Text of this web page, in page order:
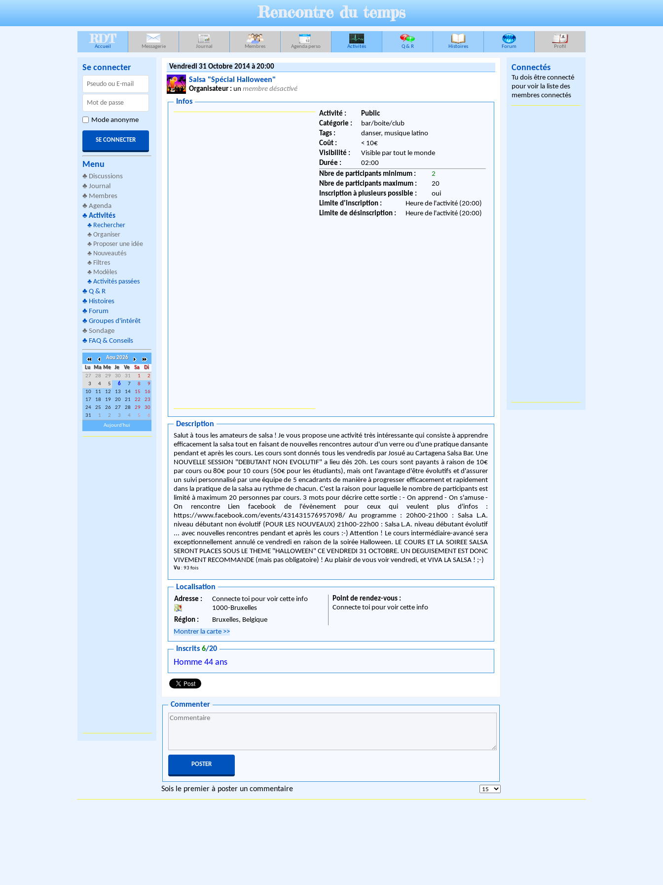
Rencontre du temps
RDT
Accueil Messagerie Journal Membres Agenda perso Activités Q & R Histoires Forum Profil
Se connecter
Mode anonyme
Menu
♣ Discussions
♣ Journal
♣ Membres
♣ Agenda
♣ Activités
♣ Rechercher
♣ Organiser
♣ Proposer une idée
♣ Nouveautés
♣ Filtres
♣ Modèles
♣ Activités passées
♣ Q & R
♣ Histoires
♣ Forum
♣ Groupes d'intérêt
♣ Sondage
♣ FAQ & Conseils
Aou 2026
Lu
Ma Me Je Ve Sa
Di
27
28 29 30 31 1
2
3
4 5 6 7 8
9
10
11 12 13 14 15
16
17
18 19 20 21 22
23
24
25 26 27 28 29
30
31
1 2 3 4 5
6
Aujourd'hui
Vendredi 31 Octobre 2014 à 20:00
Salsa "Spécial Halloween"
Organisateur : un membre désactivé
Infos
Activité :
Public
Catégorie :
bar/boite/club
Tags :
danser, musique latino
Coût :
< 10€
Visibilité :
Visible par tout le monde
Durée :
02:00
Nbre de participants minimum :
2
Nbre de participants maximum :
20
Inscription à plusieurs possible :
oui
Limite d'inscription :
Heure de l'activité (20:00)
Limite de désinscription :
Heure de l'activité (20:00)
Description
Salut à tous les amateurs de salsa ! Je vous propose une activité très intéressante qui consiste à apprendre
efficacement la salsa tout en faisant de nouvelles rencontres autour d'un verre ou d'une pratique dansante
pendant et après les cours. Les cours sont donnés tous les vendredis par Josué au Cartagena Salsa Bar. Une
NOUVELLE SESSION "DEBUTANT NON EVOLUTIF" a lieu dès 20h. Les cours sont payants à raison de 10€
par cours ou 80€ pour 10 cours (50€ pour les étudiants), mais ont l'avantage d'être évolutifs et d'assurer
un suivi personnalisé par une équipe de 5 encadrants de manière à progresser efficacement et rapidement
dans la pratique de la salsa au rythme de chacun. C'est la raison pour laquelle le nombre de participants est
limité à maximum 20 personnes par cours. 3 mots pour décrire cette sortie : - On apprend - On s'amuse -
On rencontre Lien facebook de l'évènement pour ceux qui veulent plus d'infos :
https://www.facebook.com/events/431431576957098/ Au programme : 20h00-21h00 : Salsa L.A.
niveau débutant non évolutif (POUR LES NOUVEAUX) 21h00-22h00 : Salsa L.A. niveau débutant évolutif
... avec nouvelles rencontres pendant et après les cours :-) Attention ! Le cours intermédiaire-avancé sera
exceptionnellement annulé ce vendredi en raison de la soirée Halloween. LE COURS ET LA SOIREE SALSA
SERONT PLACES SOUS LE THEME "HALLOWEEN" CE VENDREDI 31 OCTOBRE. UN DEGUISEMENT EST DONC
VIVEMENT RECOMMANDE (mais pas obligatoire) ! Au plaisir de vous voir vendredi, et VIVA LA SALSA ! ;-)
Vu : 93 fois
Localisation
Adresse :
Connecte toi pour voir cette info
1000-Bruxelles
Région :
Bruxelles, Belgique
Point de rendez-vous :
Connecte toi pour voir cette info
Montrer la carte >>
Inscrits6/20
Homme 44 ans
Commenter
Sois le premier à poster un commentaire
Connectés
Tu dois être connecté
pour voir la liste des
membres connectés